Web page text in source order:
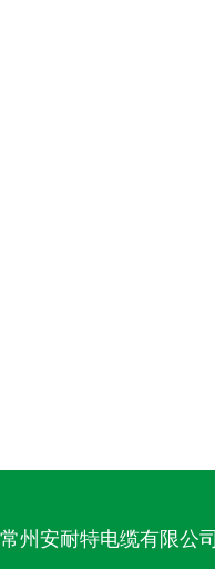
常州安耐特电缆有限公司